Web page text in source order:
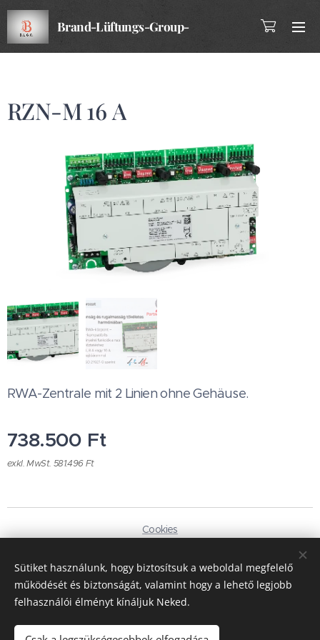
Brand-Lüftungs-Group-
RZN-M 16 A
RWA-Zentrale mit 2 Linien ohne Gehäuse.
738.500 Ft
exkl. MwSt. 581.496 Ft
Cookies
Magyar
Deutsch
Währung
HUF Ft
EUR €
Sütiket használunk, hogy biztosítsuk a weboldal megfelelő
működését és biztonságát, valamint hogy a lehető legjobb
felhasználói élményt kínáljuk Neked.